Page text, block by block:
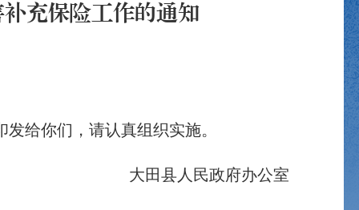
充保险工作的通知
给你们，请认真组织实施。
大田县人民政府办公室